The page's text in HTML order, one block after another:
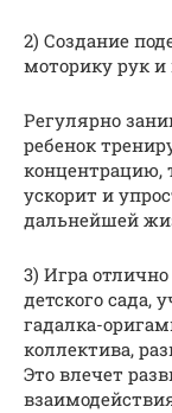
2) Создание
моторику рук
Регулярно
ребенок
концентрацию,
ускорит и
дальнейшей
3) Игра
детского сада,
гадалка-
коллектива,
Это влечет